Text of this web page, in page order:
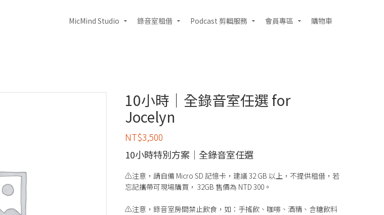
MicMind Studio 錄音室租借 Podcast 剪輯服務 會員專區 購物車
10小時｜全錄音室任選 for
Jocelyn
NT$3,500
10小時特別方案｜全錄音室任選
⚠️注意，請自備 Micro SD 記憶卡，建議 32 GB 以上，不提供租借，若
忘記攜帶可現場購買， 32GB 售價為 NTD 300。
⚠️注意，錄音室房間禁止飲食，如：手搖飲、咖啡、酒精、含糖飲料